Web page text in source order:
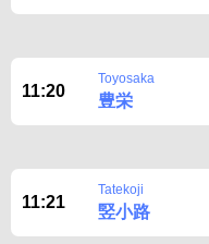
11:20
Toyosaka
豊栄
11:21
Tatekoji
竪小路